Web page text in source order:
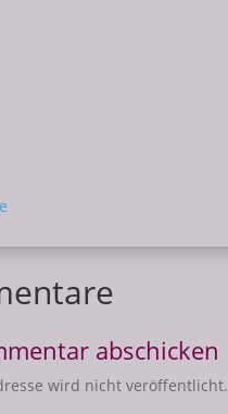
abschicken
wird nicht veröffentlicht.